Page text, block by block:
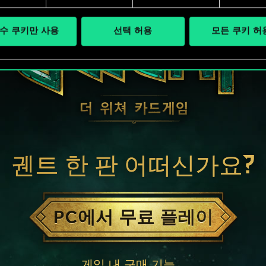
쿠키만 사용 선택 허용 모든 쿠키 허
궨트 한 판 어떠신가요?
PC에서 무료 플레이